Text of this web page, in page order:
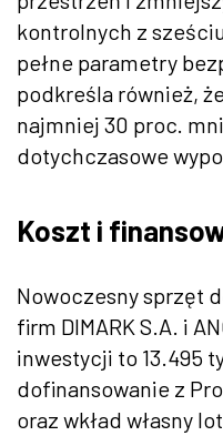
kontrolnych z
pełne parametry
podkreśla również,
najmniej 30 proc.
dotychczasowe
Koszt i
Nowoczesny sprzęt
firm DIMARK S.A. i
inwestycji to 13.495
dofinansowanie z
oraz wkład własny